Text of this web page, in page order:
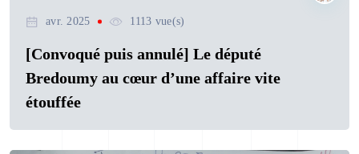
avr. 2025 1113 vue(s)
[Convoqué puis annulé] Le député
Bredoumy au cœur d’une affaire vite
étouffée